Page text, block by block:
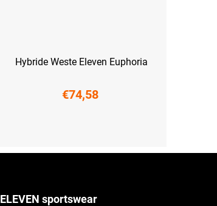
Hybride Weste Eleven Euphoria
€74,58
ELEVEN sportswear